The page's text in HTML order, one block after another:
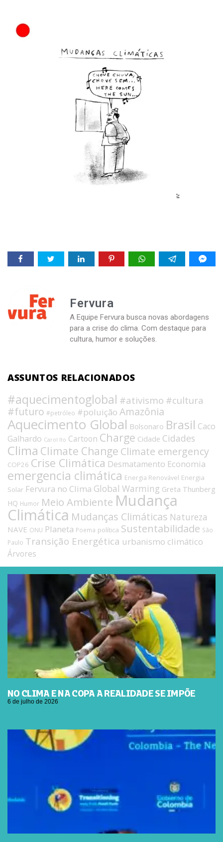
Fervura
A Equipe Fervura busca novas abordagens
para a crise do clima. Com destaque para
cultura, humor e soluções.
ASSUNTOS RELACIONADOS
#aquecimentoglobal #ativismo #cultura
#futuro #petróleo #poluição Amazônia
Aquecimento Global Bolsonaro Brasil Caco
Galhardo Carol Ito Cartoon Charge Cidade Cidades
Clima Climate Change Climate emergency
COP26 Crise Climática Desmatamento Economia
emergencia climática Energia Renovável Energia
Solar Fervura no Clima Global Warming Greta Thunberg
HQ Humor Meio Ambiente Mudança
Climática Mudanças Climáticas Natureza
NAVE ONU Planeta Poema política Sustentabilidade São
Paulo Transição Energética urbanismo climático
Árvores
NO CLIMA E NA COPA A REALIDADE SE IMPÕE
6 de julho de 2026